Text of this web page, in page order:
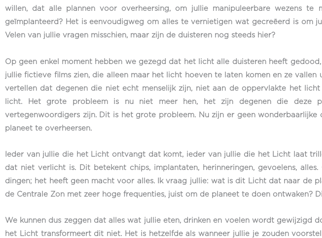
willen, dat alle plannen voor overheersing, om jullie manipuleerbare wezens
geïmplanteerd? Het is eenvoudigweg om alles te vernietigen wat gecreëerd is
Velen van jullie vragen misschien, maar zijn de duisteren nog steeds hier?
Op geen enkel moment hebben we gezegd dat het licht alle duisteren heeft
jullie fictieve films zien, die alleen maar het licht hoeven te laten komen en ze
vertellen dat degenen die niet echt menselijk zijn, niet aan de oppervlakte het
licht. Het grote probleem is nu niet meer hen, het zijn degenen die deze
vertegenwoordigers zijn. Dit is het grote probleem. Nu zijn er geen
planeet te overheersen.
Ieder van jullie die het Licht ontvangt dat komt, ieder van jullie die het Licht laat
dat niet verlicht is. Dit betekent chips, implantaten, herinneringen, gevoelens,
dingen; het heeft geen macht voor alles. Ik vraag jullie: wat is dit Licht dat naar de
de Centrale Zon met zeer hoge frequenties, juist om de planeet te doen ontwaken?
We kunnen dus zeggen dat alles wat jullie eten, drinken en voelen wordt
het Licht transformeert dit niet. Het is hetzelfde als wanneer jullie je zouden